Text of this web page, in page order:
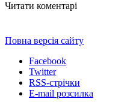
Читати коментарі
Повна версія сайту
Facebook
Twitter
RSS-стрічки
E-mail розсилка